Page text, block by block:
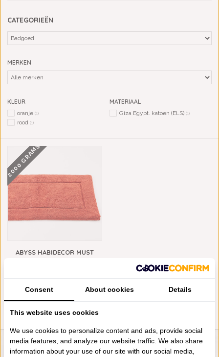
CATEGORIEËN
MERKEN
KLEUR
oranje (1)
rood (1)
MATERIAAL
Giza Egypt. katoen (ELS) (1)
2000 GRAMS
ABYSS HABIDECOR MUST
LIENSLINNENWINKEL.NL
Consent About cookies Details
This website uses cookies
We use cookies to personalize content and ads, provide social
media features, and analyze our website traffic. We also share
information about your use of our site with our social media,